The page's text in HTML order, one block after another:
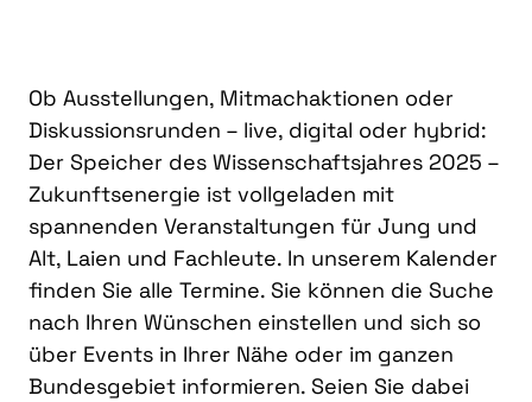
Ob Ausstellungen, Mitmachaktionen oder
Diskussionsrunden – live, digital oder hybrid:
Der Speicher des Wissenschaftsjahres 2025 –
Zukunftsenergie ist vollgeladen mit
spannenden Veranstaltungen für Jung und
Alt, Laien und Fachleute. In unserem Kalender
finden Sie alle Termine. Sie können die Suche
nach Ihren Wünschen einstellen und sich so
über Events in Ihrer Nähe oder im ganzen
Bundesgebiet informieren. Seien Sie dabei